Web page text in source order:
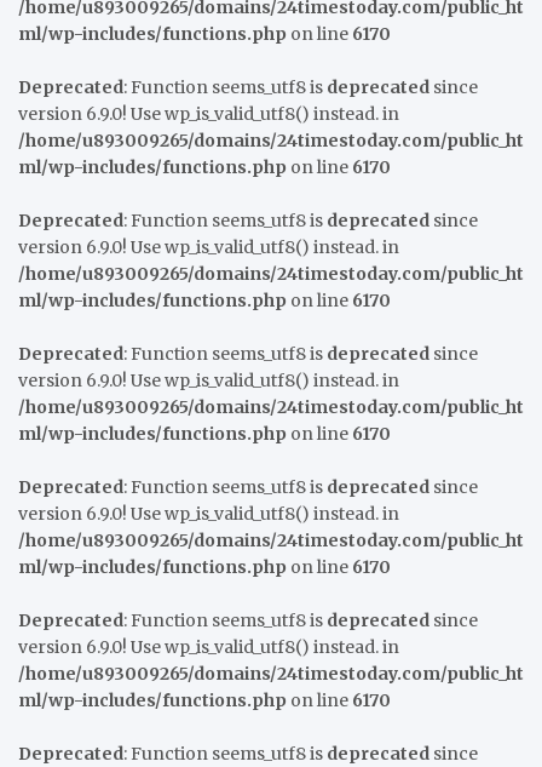
/home/u893009265/domains/24timestoday.com/public_ht
ml/wp-includes/functions.php on line 6170
Deprecated: Function seems_utf8 is deprecated since
version 6.9.0! Use wp_is_valid_utf8() instead. in
/home/u893009265/domains/24timestoday.com/public_ht
ml/wp-includes/functions.php on line 6170
Deprecated: Function seems_utf8 is deprecated since
version 6.9.0! Use wp_is_valid_utf8() instead. in
/home/u893009265/domains/24timestoday.com/public_ht
ml/wp-includes/functions.php on line 6170
Deprecated: Function seems_utf8 is deprecated since
version 6.9.0! Use wp_is_valid_utf8() instead. in
/home/u893009265/domains/24timestoday.com/public_ht
ml/wp-includes/functions.php on line 6170
Deprecated: Function seems_utf8 is deprecated since
version 6.9.0! Use wp_is_valid_utf8() instead. in
/home/u893009265/domains/24timestoday.com/public_ht
ml/wp-includes/functions.php on line 6170
Deprecated: Function seems_utf8 is deprecated since
version 6.9.0! Use wp_is_valid_utf8() instead. in
/home/u893009265/domains/24timestoday.com/public_ht
ml/wp-includes/functions.php on line 6170
Deprecated: Function seems_utf8 is deprecated since